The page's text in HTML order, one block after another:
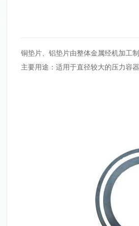
铜垫片、铝垫片由整体金属经机加工
主要用途：适用于直径较大的压力容